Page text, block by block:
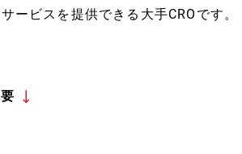
ービスを提供できる大手CROです。